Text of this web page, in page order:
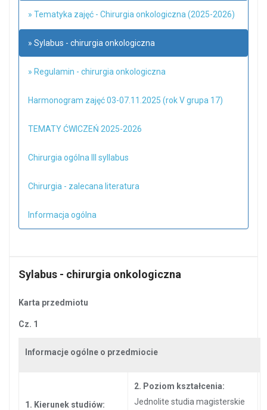
» Tematyka zajęć - Chirurgia onkologiczna (2025-2026)
» Sylabus - chirurgia onkologiczna
» Regulamin - chirurgia onkologiczna
Harmonogram zajęć 03-07.11.2025 (rok V grupa 17)
TEMATY ĆWICZEŃ 2025-2026
Chirurgia ogólna III syllabus
Chirurgia - zalecana literatura
Informacja ogólna
Sylabus - chirurgia onkologiczna
Karta przedmiotu
Cz. 1
Informacje ogólne o przedmiocie
1. Kierunek studiów:
2. Poziom kształcenia:
Jednolite studia magisterskie